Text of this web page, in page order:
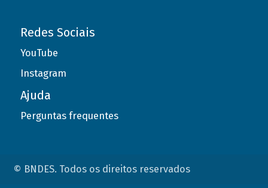
Redes Sociais
YouTube
Instagram
Ajuda
Perguntas frequentes
© BNDES. Todos os direitos reservados